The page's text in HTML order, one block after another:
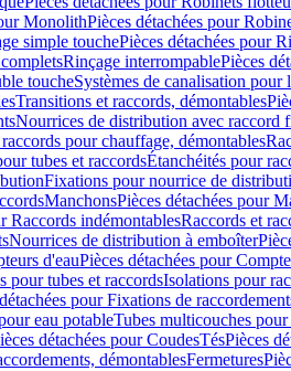
MonolithPièces détachées pour
simple touchePièces détachées pour
Rinçage interrompablePièces
toucheSystèmes de canalisation pour
Transitions et raccords, démontables
Nourrices de distribution avec raccord
pour chauffage, démontables
tubes et raccordsÉtanchéités pour
Fixations pour nourrice de
ManchonsPièces détachées pour
Raccords indémontablesRaccords et
Nourrices de distribution à emboîter
d'eauPièces détachées pour
pour tubes et raccordsIsolations pour
pour Fixations de
eau potableTubes multicouches
détachées pour CoudesTésPièces
démontablesFermetures